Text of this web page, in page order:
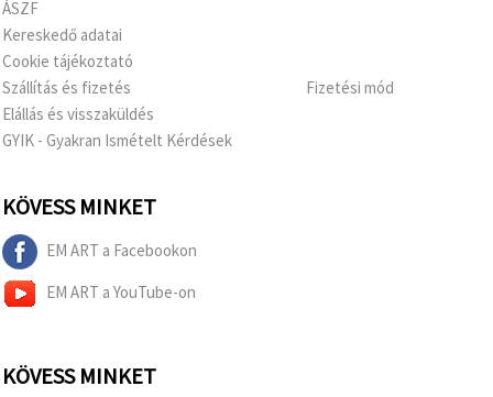
ÁSZF
Kereskedő adatai
Cookie tájékoztató
Szállítás és fizetés
Elállás és visszaküldés
GYIK - Gyakran Ismételt Kérdések
Fizetési mód
KÖVESS MINKET
EM ART a Facebookon
EM ART a YouTube-on
KÖVESS MINKET